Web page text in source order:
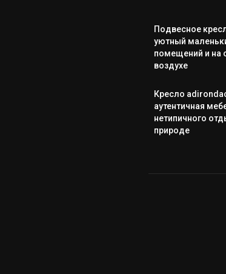
Подвесное
уютный
помещений и на
воздухе
Кресло
аутентичная
нетипичного
природе